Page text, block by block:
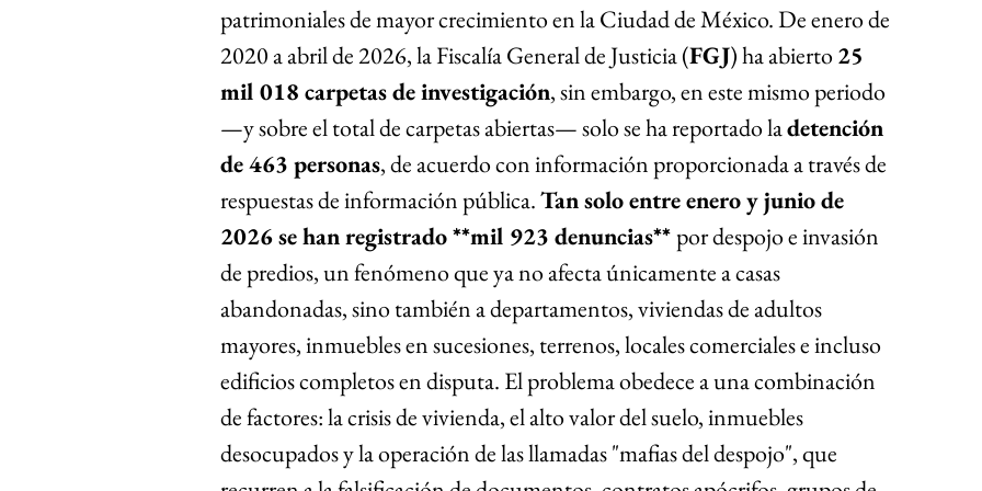
patrimoniales de mayor crecimiento en la Ciudad de México. De enero de
2020 a abril de 2026, la Fiscalía General de Justicia (FGJ) ha abierto 25
mil 018 carpetas de investigación, sin embargo, en este mismo periodo
—y sobre el total de carpetas abiertas— solo se ha reportado la detención
de 463 personas, de acuerdo con información proporcionada a través de
respuestas de información pública. Tan solo entre enero y junio de
2026 se han registrado **mil 923 denuncias** por despojo e invasión
de predios, un fenómeno que ya no afecta únicamente a casas
abandonadas, sino también a departamentos, viviendas de adultos
mayores, inmuebles en sucesiones, terrenos, locales comerciales e incluso
edificios completos en disputa. El problema obedece a una combinación
de factores: la crisis de vivienda, el alto valor del suelo, inmuebles
desocupados y la operación de las llamadas "mafias del despojo", que